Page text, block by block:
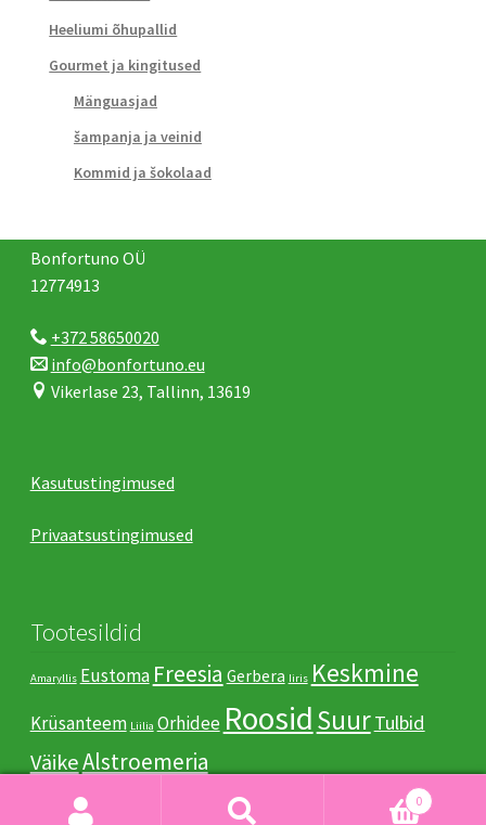
Heeliumi õhupallid
Gourmet ja kingitused
Mänguasjad
šampanja ja veinid
Kommid ja šokolaad
Bonfortuno OÜ
12774913
+372 58650020
info@bonfortuno.eu
Vikerlase 23, Tallinn, 13619
Kasutustingimused
Privaatsustingimused
Tootesildid
Amaryllis Eustoma Freesia Gerbera Iiris Keskmine
Krüsanteem Liilia Orhidee RoosidSuurTulbid
VäikeАlstroemeria
0